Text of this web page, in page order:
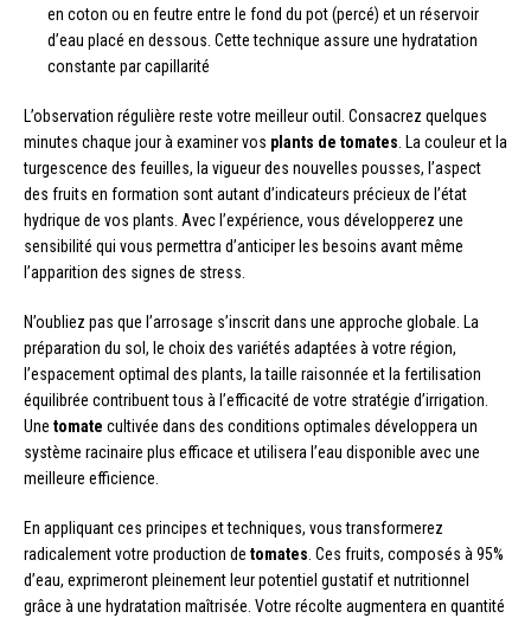
en coton ou en feutre entre le fond du pot (percé) et un réservoir
d’eau placé en dessous. Cette technique assure une hydratation
constante par capillarité
L’observation régulière reste votre meilleur outil. Consacrez quelques
minutes chaque jour à examiner vos plants de tomates. La couleur et la
turgescence des feuilles, la vigueur des nouvelles pousses, l’aspect
des fruits en formation sont autant d’indicateurs précieux de l’état
hydrique de vos plants. Avec l’expérience, vous développerez une
sensibilité qui vous permettra d’anticiper les besoins avant même
l’apparition des signes de stress.
N’oubliez pas que l’arrosage s’inscrit dans une approche globale. La
préparation du sol, le choix des variétés adaptées à votre région,
l’espacement optimal des plants, la taille raisonnée et la fertilisation
équilibrée contribuent tous à l’efficacité de votre stratégie d’irrigation.
Une tomate cultivée dans des conditions optimales développera un
système racinaire plus efficace et utilisera l’eau disponible avec une
meilleure efficience.
En appliquant ces principes et techniques, vous transformerez
radicalement votre production de tomates. Ces fruits, composés à 95%
d’eau, exprimeront pleinement leur potentiel gustatif et nutritionnel
grâce à une hydratation maîtrisée. Votre récolte augmentera en quantité